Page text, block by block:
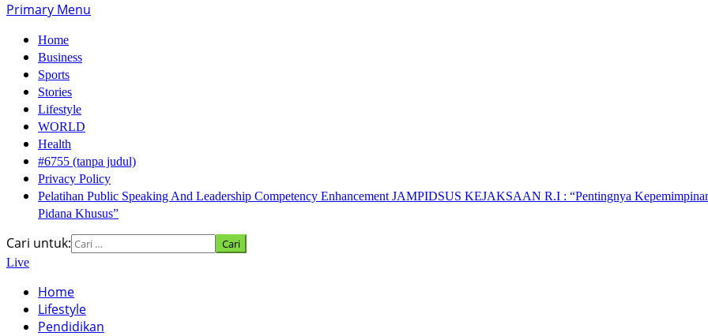
Primary Menu
Home
Business
Sports
Stories
Lifestyle
WORLD
Health
#6755 (tanpa judul)
Privacy Policy
Pelatihan Public Speaking And Leadership Competency Enhancement JAMPIDSUS KEJAKSAAN R.I : “Pentingnya
Pidana Khusus”
Cari untuk:
Live
Home
Lifestyle
Pendidikan